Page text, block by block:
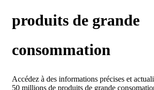
produits de grande
consommation
Accédez à des informations précises et
50 millions de produits de grande